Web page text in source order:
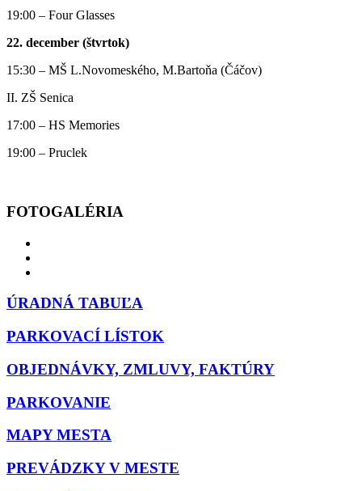
19:00 – Four Glasses
22. december (štvrtok)
15:30 – MŠ L.Novomeského, M.Bartoňa (Čáčov)
II. ZŠ Senica
17:00 – HS Memories
19:00 – Pruclek
FOTOGALÉRIA
ÚRADNÁ TABUĽA
PARKOVACÍ LÍSTOK
OBJEDNÁVKY, ZMLUVY, FAKTÚRY
PARKOVANIE
MAPY MESTA
PREVÁDZKY V MESTE